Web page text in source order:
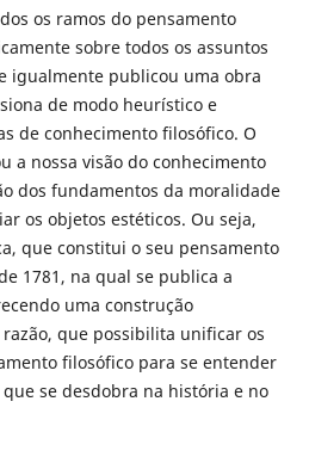
os ramos do pensamento
sobre todos os assuntos
igualmente publicou uma obra
de modo heurístico e
de conhecimento filosófico. O
a nossa visão do conhecimento
dos fundamentos da moralidade
os objetos estéticos. Ou seja,
que constitui o seu pensamento
1781, na qual se publica a
uma construção
que possibilita unificar os
filosófico para se entender
se desdobra na história e no